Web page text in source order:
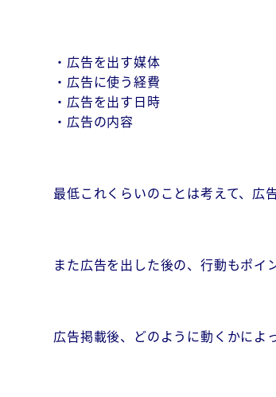
・広告を出す媒体
・広告に使う経費
・広告を出す日時
・広告の内容
最低これくらいのことは考えて、広
また広告を出した後の、行動もポイ
広告掲載後、どのように動くかによ